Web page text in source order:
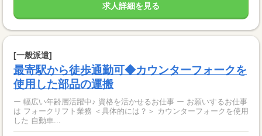
求人詳細を見る
[一般派遣]
最寄駅から徒歩通勤可◆カウンターフォークを
使用した部品の運搬
ー 幅広い年齢層活躍中♪ 資格を活かせるお仕事 ー お願いするお仕事
は フォークリフト業務 ＜具体的には？＞ カウンターフォークを使用
した 自動車...